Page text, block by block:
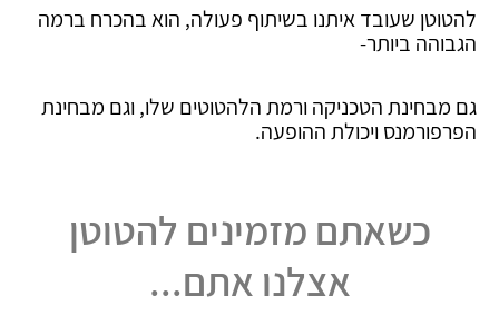
להטוטן שעובד איתנו בשיתוף פעולה, הוא בהכרח ברמה
הגבוהה ביותר-
גם מבחינת הטכניקה ורמת הלהטוטים שלו, וגם מבחינת
הפרפורמנס ויכולת ההופעה.
כשאתם מזמינים להטוטן
אצלנו אתם...